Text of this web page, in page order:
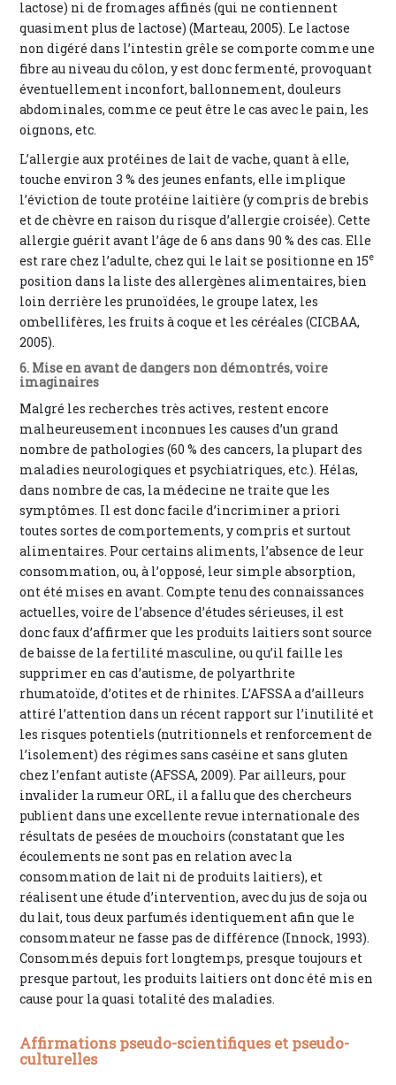
lactose) ni de fromages affinés (qui ne contiennent
quasiment plus de lactose) (Marteau, 2005). Le lactose
non digéré dans l’intestin grêle se comporte comme une
fibre au niveau du côlon, y est donc fermenté, provoquant
éventuellement inconfort, ballonnement, douleurs
abdominales, comme ce peut être le cas avec le pain, les
oignons, etc.
L’allergie aux protéines de lait de vache, quant à elle,
touche environ 3 % des jeunes enfants, elle implique
l’éviction de toute protéine laitière (y compris de brebis
et de chèvre en raison du risque d’allergie croisée). Cette
allergie guérit avant l’âge de 6 ans dans 90 % des cas. Elle
est rare chez l’adulte, chez qui le lait se positionne en 15e
position dans la liste des allergènes alimentaires, bien
loin derrière les prunoïdées, le groupe latex, les
ombellifères, les fruits à coque et les céréales (CICBAA,
2005).
6. Mise en avant de dangers non démontrés, voire
imaginaires
Malgré les recherches très actives, restent encore
malheureusement inconnues les causes d’un grand
nombre de pathologies (60 % des cancers, la plupart des
maladies neurologiques et psychiatriques, etc.). Hélas,
dans nombre de cas, la médecine ne traite que les
symptômes. Il est donc facile d’incriminer a priori
toutes sortes de comportements, y compris et surtout
alimentaires. Pour certains aliments, l’absence de leur
consommation, ou, à l’opposé, leur simple absorption,
ont été mises en avant. Compte tenu des connaissances
actuelles, voire de l’absence d’études sérieuses, il est
donc faux d’affirmer que les produits laitiers sont source
de baisse de la fertilité masculine, ou qu’il faille les
supprimer en cas d’autisme, de polyarthrite
rhumatoïde, d’otites et de rhinites. L’AFSSA a d’ailleurs
attiré l’attention dans un récent rapport sur l’inutilité et
les risques potentiels (nutritionnels et renforcement de
l’isolement) des régimes sans caséine et sans gluten
chez l’enfant autiste (AFSSA, 2009). Par ailleurs, pour
invalider la rumeur ORL, il a fallu que des chercheurs
publient dans une excellente revue internationale des
résultats de pesées de mouchoirs (constatant que les
écoulements ne sont pas en relation avec la
consommation de lait ni de produits laitiers), et
réalisent une étude d’intervention, avec du jus de soja ou
du lait, tous deux parfumés identiquement afin que le
consommateur ne fasse pas de différence (Innock, 1993).
Consommés depuis fort longtemps, presque toujours et
presque partout, les produits laitiers ont donc été mis en
cause pour la quasi totalité des maladies.
Affirmations pseudo-scientifiques et pseudo-
culturelles